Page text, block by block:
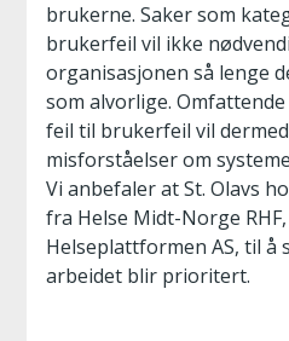
brukerne. Saker som
brukerfeil vil ikke
organisasjonen så lenge
som alvorlige.
feil til brukerfeil vil
misforståelser om
Vi anbefaler at St. Olavs
fra Helse Midt-Norge
Helseplattformen AS, til å
arbeidet blir prioritert.